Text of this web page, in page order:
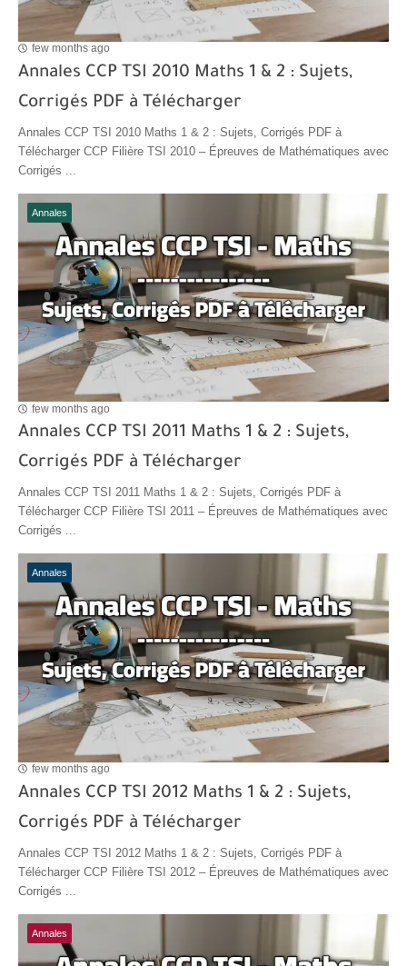
few months ago
Annales CCP TSI 2010 Maths 1 & 2 : Sujets,
Corrigés PDF à Télécharger
Annales CCP TSI 2010 Maths 1 & 2 : Sujets, Corrigés PDF à
Télécharger CCP Filière TSI 2010 – Épreuves de Mathématiques avec
Corrigés ...
Annales
few months ago
Annales CCP TSI 2011 Maths 1 & 2 : Sujets,
Corrigés PDF à Télécharger
Annales CCP TSI 2011 Maths 1 & 2 : Sujets, Corrigés PDF à
Télécharger CCP Filière TSI 2011 – Épreuves de Mathématiques avec
Corrigés ...
Annales
few months ago
Annales CCP TSI 2012 Maths 1 & 2 : Sujets,
Corrigés PDF à Télécharger
Annales CCP TSI 2012 Maths 1 & 2 : Sujets, Corrigés PDF à
Télécharger CCP Filière TSI 2012 – Épreuves de Mathématiques avec
Corrigés ...
Annales